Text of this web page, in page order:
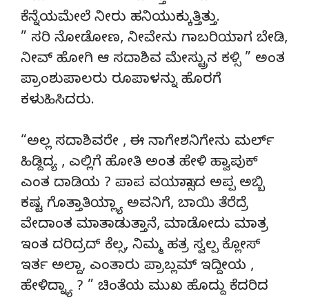
ಕೆನ್ನೆಯಮೇಲೆ ನೀರು ಹನಿಯುಕ್ಕುತ್ತಿತ್ತು.
” ಸರಿ ನೋಡೋಣ, ನೀವೇನು ಗಾಬರಿಯಾಗ ಬೇಡಿ,
ನೀವ್ ಹೋಗಿ ಆ ಸದಾಶಿವ ಮೇಸ್ಟ್ರುನ ಕಳ್ಸಿ ” ಅಂತ
ಪ್ರಾಂಶುಪಾಲರು ರೂಪಾಳನ್ನು ಹೊರಗೆ
ಕಳುಹಿಸಿದರು.
“ಅಲ್ಲ ಸದಾಶಿವರೇ , ಈ ನಾಗೇಶನಿಗೇನು ಮರ್ಲ್
ಹಿಡ್ದಿದ್ಯ , ಎಲ್ಲಿಗೆ ಹೋತಿ ಅಂತ ಹೇಳಿ ಹ್ವಾಪುಕ್
ಎಂತ ದಾಡಿಯ ? ಪಾಪ ವಯಾಸ್ಸಾದ ಅಪ್ಪ ಅಬ್ಬಿ
ಕಷ್ಟ ಗೊತ್ತಾತಿಯ್ಲ್ಯಾ ಅವನಿಗೆ, ಬಾಯಿ ತೆರೆದ್ರೆ
ವೇದಾಂತ ಮಾತಾಡುತ್ತಾನೆ, ಮಾಡೋದು ಮಾತ್ರ
ಇಂತ ದರಿದ್ರದ್ ಕೆಲ್ಸ, ನಿಮ್ಮ ಹತ್ರ ಸ್ವಲ್ಪ ಕ್ಲೋಸ್
ಇರ್ತ ಅಲ್ದಾ, ಎಂತಾರು ಪ್ರಾಬ್ಲಮ್ ಇದ್ದೀಯ ,
ಹೇಳಿದ್ನ್ಯಾ ? ” ಚಿಂತೆಯ ಮುಖ ಹೊದ್ದು ಕೆದರಿದ